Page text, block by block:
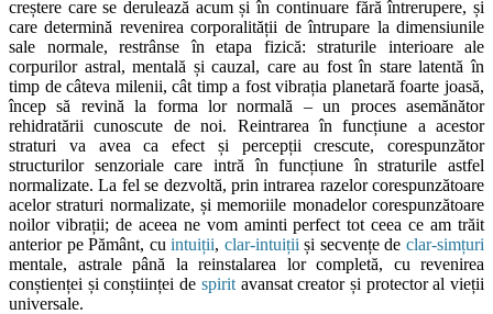
creștere care se derulează acum și în continuare fără întrerupere, și
care determină revenirea corporalității de întrupare la dimensiunile
sale normale, restrânse în etapa fizică: straturile interioare ale
corpurilor astral, mentală și cauzal, care au fost în stare latentă în
timp de câteva milenii, cât timp a fost vibrația planetară foarte joasă,
încep să revină la forma lor normală – un proces asemănător
rehidratării cunoscute de noi. Reintrarea în funcțiune a acestor
straturi va avea ca efect și percepții crescute, corespunzător
structurilor senzoriale care intră în funcțiune în straturile astfel
normalizate. La fel se dezvoltă, prin intrarea razelor corespunzătoare
acelor straturi normalizate, și memoriile monadelor corespunzătoare
noilor vibrații; de aceea ne vom aminti perfect tot ceea ce am trăit
anterior pe Pământ, cuintuiții, clar-intuiții și secvențe declar-simțuri
mentale, astrale până la reinstalarea lor completă, cu revenirea
conștienței și conștiinței de spiritavansat creator și protector al vieții
universale.